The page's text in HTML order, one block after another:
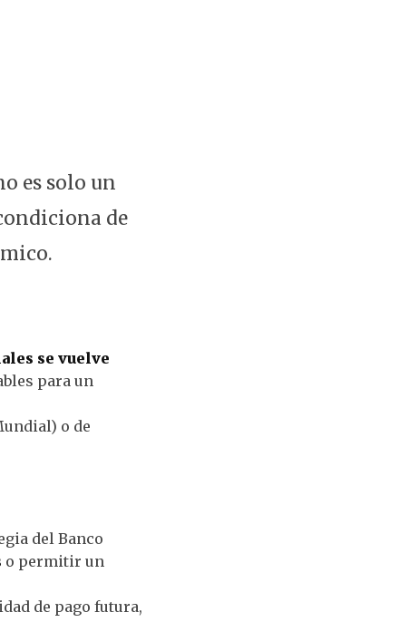
es solo un
de
se vuelve
para un
o de
del Banco
o permitir un
de pago futura,